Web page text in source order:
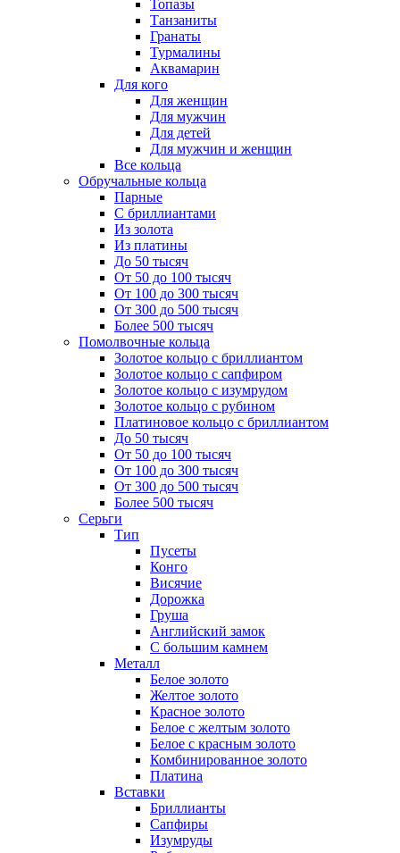
Топазы
Танзаниты
Гранаты
Турмалины
Аквамарин
Для кого
Для женщин
Для мужчин
Для детей
Для мужчин и женщин
Все кольца
Обручальные кольца
Парные
С бриллиантами
Из золота
Из платины
До 50 тысяч
От 50 до 100 тысяч
От 100 до 300 тысяч
От 300 до 500 тысяч
Более 500 тысяч
Помолвочные кольца
Золотое кольцо с бриллиантом
Золотое кольцо с сапфиром
Золотое кольцо с изумрудом
Золотое кольцо с рубином
Платиновое кольцо с бриллиантом
До 50 тысяч
От 50 до 100 тысяч
От 100 до 300 тысяч
От 300 до 500 тысяч
Более 500 тысяч
Серьги
Тип
Пусеты
Конго
Висячие
Дорожка
Груша
Английский замок
С большим камнем
Металл
Белое золото
Желтое золото
Красное золото
Белое с желтым золото
Белое с красным золото
Комбинированное золото
Платина
Вставки
Бриллианты
Сапфиры
Изумруды